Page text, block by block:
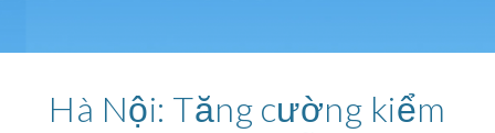
Hà Nội: Tăng cường kiểm